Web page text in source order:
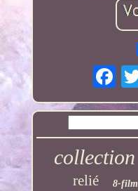
collection
relié 8-film